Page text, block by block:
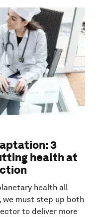
3
health at
health all
must step up both
to deliver more